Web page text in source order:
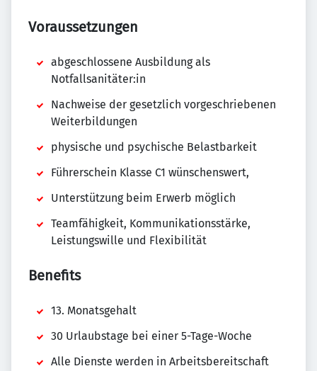
Voraussetzungen
abgeschlossene Ausbildung als
Notfallsanitäter:in
Nachweise der gesetzlich vorgeschriebenen
Weiterbildungen
physische und psychische Belastbarkeit
Führerschein Klasse C1 wünschenswert,
Unterstützung beim Erwerb möglich
Teamfähigkeit, Kommunikationsstärke,
Leistungswille und Flexibilität
Benefits
13. Monatsgehalt
30 Urlaubstage bei einer 5-Tage-Woche
Alle Dienste werden in Arbeitsbereitschaft